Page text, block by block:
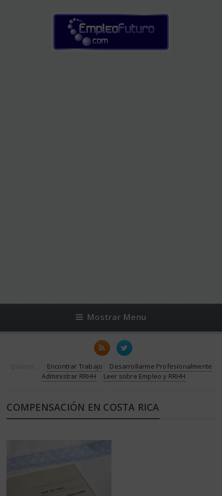
Mostrar Menu
Encontrar Trabajo
Desarrollarme Profesionalmente
Administrar RRHH
Leer sobre Empleo y RRHH
COMPENSACIÓN EN COSTA RICA